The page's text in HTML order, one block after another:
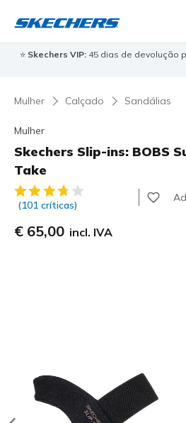
⭐ Skechers VIP:45 dias de devolução
Mulher Calçado Sandálias
Mulher
Skechers Slip-ins: BOBS
Take
3$9 de 5 – Classificação do
(101 críticas)
€ 65,00 incl. IVA